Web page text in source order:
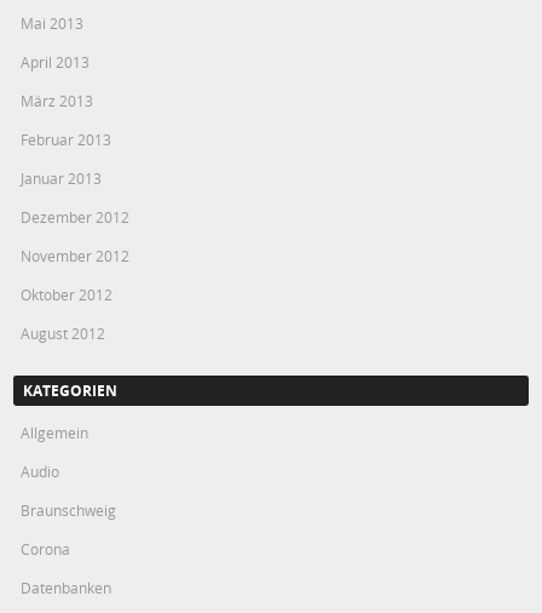
Mai 2013
April 2013
März 2013
Februar 2013
Januar 2013
Dezember 2012
November 2012
Oktober 2012
August 2012
KATEGORIEN
Allgemein
Audio
Braunschweig
Corona
Datenbanken